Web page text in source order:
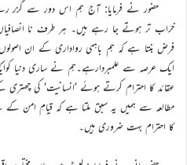
حضور نے فرمایا: آج ہم اس دور سے گزر
خراب تر ہوتے جا رہے ہیں۔ ہر طرف نا
فرض بنتا ہے کہ ہم باہمی رواداری کے ان اصولوں
ایک عرصہ سے علمبردارہے۔ہم نے ساری دنیا
عقائد کا احترام کرتے ہوئے ’انسانیت‘ کی
مطالعہ سے ہمیں یہ سبق ملتا ہے کہ قیامِ امن
کا احترام بہت ضروری ہیں۔